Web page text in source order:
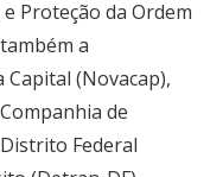
e Proteção da Ordem
a
(Novacap),
de
Federal